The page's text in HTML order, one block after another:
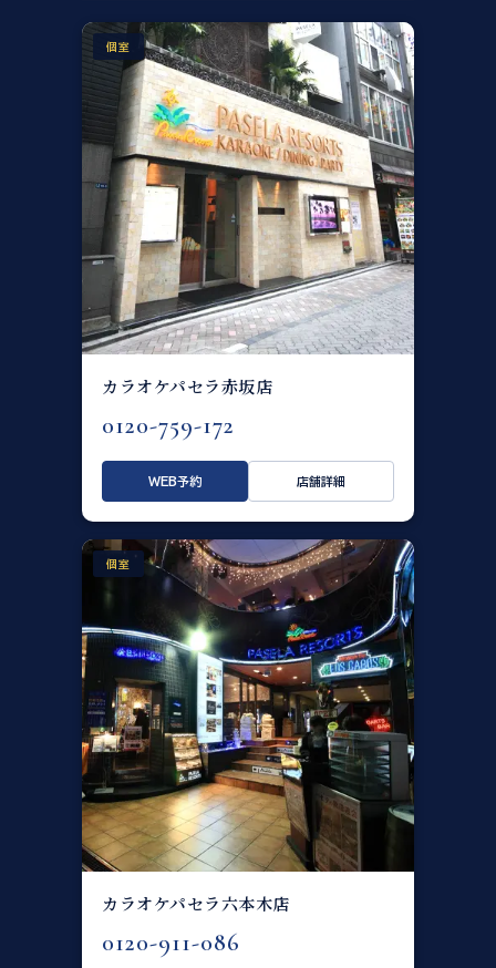
個室
カラオケパセラ赤坂店
0120-759-172
WEB予約 店舗詳細
個室
カラオケパセラ六本木店
0120-911-086